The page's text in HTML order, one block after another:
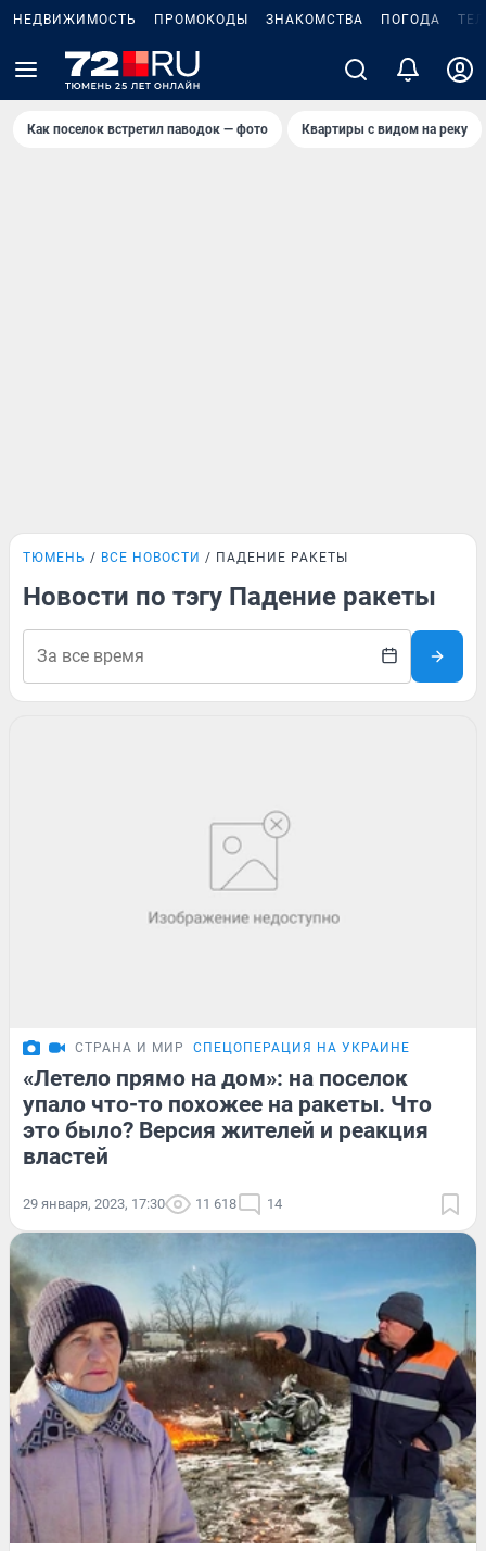
НЕДВИЖИМОСТЬ ПРОМОКОДЫ ЗНАКОМСТВА ПОГОДА
Как поселок встретил паводок — фото Квартиры с видом на реку
ТЮМЕНЬ ВСЕ НОВОСТИ ПАДЕНИЕ РАКЕТЫ
Новости по тэгу Падение ракеты
СТРАНА И МИР СПЕЦОПЕРАЦИЯ НА УКРАИНЕ
«Летело прямо на дом»: на поселок
упало что-то похожее на ракеты. Что
это было? Версия жителей и реакция
властей
29 января, 2023, 17:30 11 618 14